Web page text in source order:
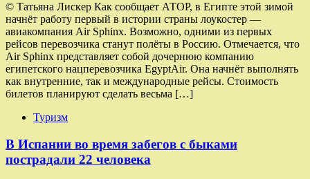
© Татьяна Лискер Как сообщает АТОР, в Египте этой зимой
начнёт работу первый в истории страны лоукостер —
авиакомпания Air Sphinx. Возможно, одними из первых
рейсов перевозчика станут полёты в Россию. Отмечается, что
Air Sphinx представляет собой дочернюю компанию
египетского нацперевозчика EgyptAir. Она начнёт выполнять
как внутренние, так и международные рейсы. Стоимость
билетов планируют сделать весьма […]
Туризм
В Испании во время забегов с быками
пострадали 22 человека